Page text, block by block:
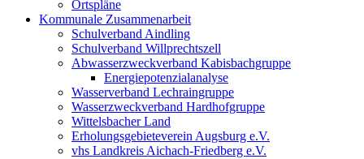
Ortspläne
Kommunale Zusammenarbeit
Schulverband Aindling
Schulverband Willprechtszell
Abwasserzweckverband Kabisbachgruppe
Energiepotenzialanalyse
Wasserverband Lechraingruppe
Wasserzweckverband Hardhofgruppe
Wittelsbacher Land
Erholungsgebieteverein Augsburg e.V.
vhs Landkreis Aichach-Friedberg e.V.